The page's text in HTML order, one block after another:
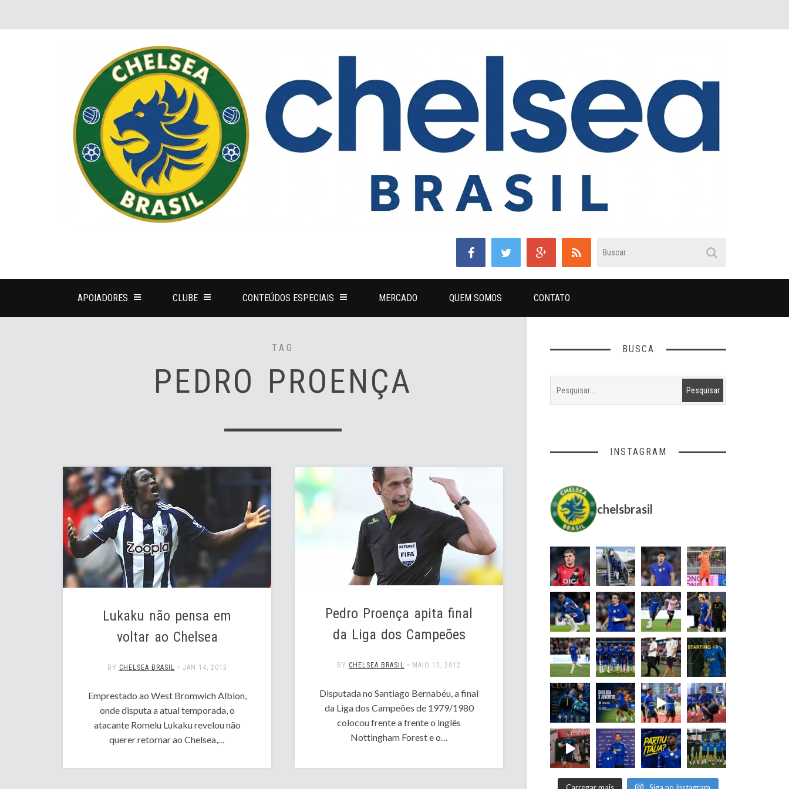
APOIADORES CLUBE CONTEÚDOS ESPECIAIS MERCADO QUEM SOMOS CONTATO
TAG
PEDRO PROENÇA
Lukaku não pensa em
voltar ao Chelsea
BY CHELSEA BRASIL • JAN 14, 2013
Emprestado ao West Bromwich Albion,
onde disputa a atual temporada, o
atacante Romelu Lukaku revelou não
querer retornar ao Chelsea,…
Pedro Proença apita final
da Liga dos Campeões
BY CHELSEA BRASIL • MAIO 13, 2012
Disputada no Santiago Bernabéu, a final
da Liga dos Campeões de 1979/1980
colocou frente a frente o inglês
Nottingham Forest e o…
BUSCA
INSTAGRAM
chelsbrasil